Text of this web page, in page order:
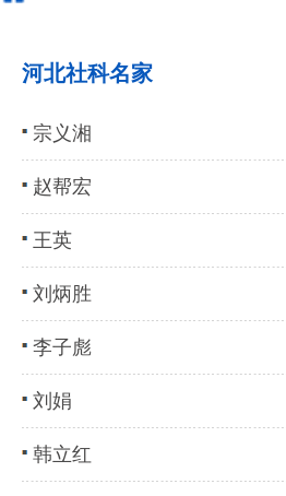
河北社科名家
宗义湘
赵帮宏
王英
刘炳胜
李子彪
刘娟
韩立红